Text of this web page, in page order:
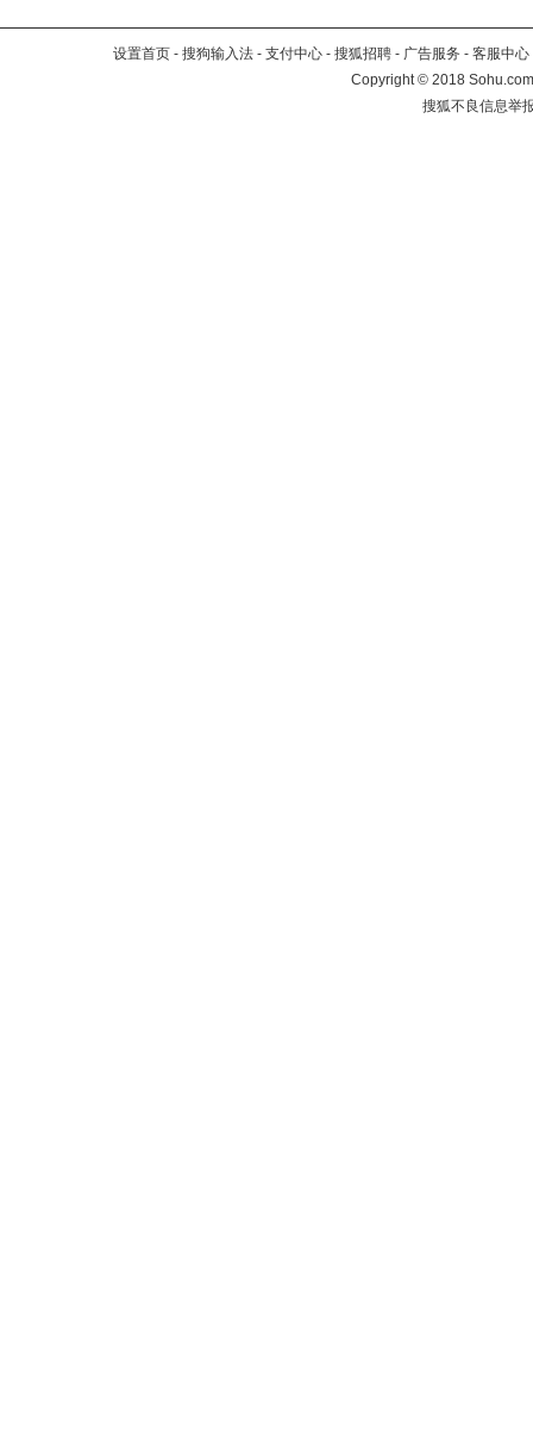
设置首页 - 搜狗输入法 - 支付中心 - 搜狐招聘 - 广告服务 - 客服中心
Copyright©2018
搜狐不良信息举